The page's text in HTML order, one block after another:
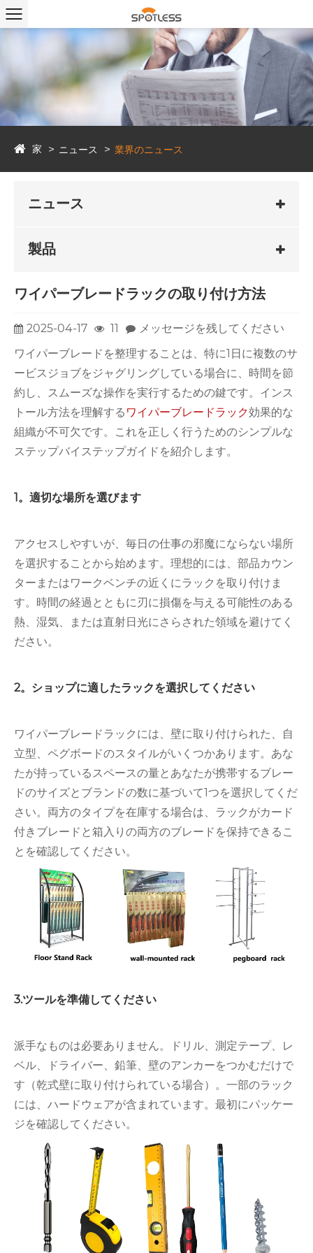
家 ニュース 業界のニュース
ニュース
製品
ワイパーブレードラックの取り付け方法
2025-04-17 11
メッセージを残してください
ワイパーブレードを整理することは、特に1日に複数のサ
ービスジョブをジャグリングしている場合に、時間を節
約し、スムーズな操作を実行するための鍵です。インス
トール方法を理解する ワイパーブレードラック効果的な
組織が不可欠です。これを正しく行うためのシンプルな
ステップバイステップガイドを紹介します。
1。適切な場所を選びます
アクセスしやすいが、毎日の仕事の邪魔にならない場所
を選択することから始めます。理想的には、部品カウン
ターまたはワークベンチの近くにラックを取り付けま
す。時間の経過とともに刃に損傷を与える可能性のある
熱、湿気、または直射日光にさらされた領域を避けてく
ださい。
2。ショップに適したラックを選択してください
ワイパーブレードラックには、壁に取り付けられた、自
立型、ペグボードのスタイルがいくつかあります。あな
たが持っているスペースの量とあなたが携帯するブレー
ドのサイズとブランドの数に基づいて1つを選択してくだ
さい。両方のタイプを在庫する場合は、ラックがカード
付きブレードと箱入りの両方のブレードを保持できるこ
とを確認してください。
3.ツールを準備してください
派手なものは必要ありません。ドリル、測定テープ、レ
ベル、ドライバー、鉛筆、壁のアンカーをつかむだけで
す（乾式壁に取り付けられている場合）。一部のラック
には、ハードウェアが含まれています。最初にパッケー
ジを確認してください。